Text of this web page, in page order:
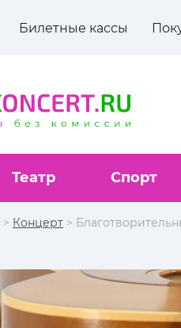
Билетные кассы
Театр Спорт
> Концерт >